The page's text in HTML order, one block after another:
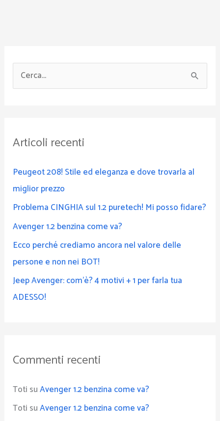
e
a
Articoli recenti
Peugeot 208! Stile ed eleganza e dove trovarla al
miglior prezzo
Problema CINGHIA sul 1.2 puretech! Mi posso fidare?
Avenger 1.2 benzina come va?
Ecco perché crediamo ancora nel valore delle
persone e non nei BOT!
Jeep Avenger: com’è? 4 motivi + 1 per farla tua
ADESSO!
Commenti recenti
Toti suAvenger 1.2 benzina come va?
Toti suAvenger 1.2 benzina come va?